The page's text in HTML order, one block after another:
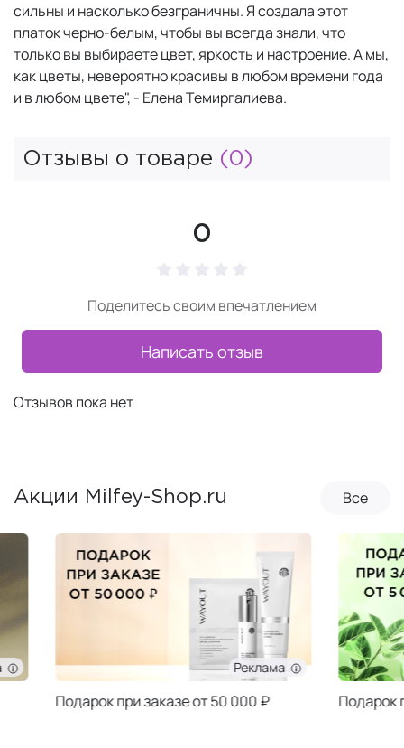
сильны и насколько безграничны. Я создала этот
платок черно-белым, чтобы вы всегда знали, что
только вы выбираете цвет, яркость и настроение. А мы,
как цветы, невероятно красивы в любом времени года
и в любом цвете", - Елена Темиргалиева.
Отзывы о товаре (0)
0
Поделитесь своим впечатлением
Написать отзыв
Отзывов пока нет
Акции Milfey-Shop.ru Все
Реклама
Подарок при заказе от 50 000 ₽ Подарок при